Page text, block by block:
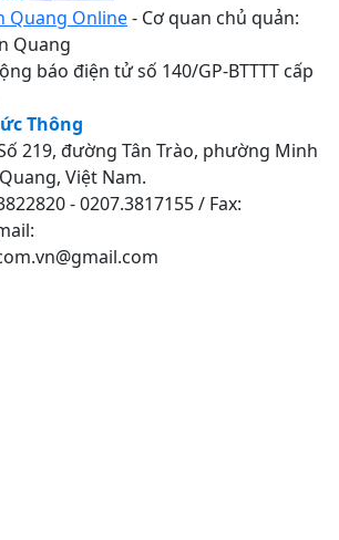
Quang Online- Cơ quan chủ quản:
Quang
báo điện tử số 140/GP-BTTTT cấp
Thông
219, đường Tân Trào, phường Minh
Việt Nam.
- 0207.3817155 / Fax: